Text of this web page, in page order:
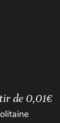
de 0,01€